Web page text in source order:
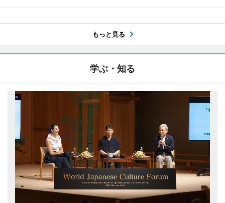
もっと見る
学ぶ・知る